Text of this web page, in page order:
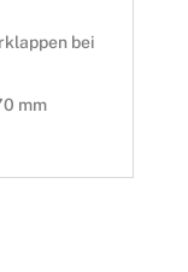
bei
mm